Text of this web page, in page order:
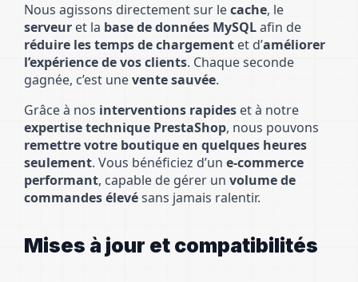
Nous agissons directement sur lecache, le
serveur et la base de données MySQLafin de
réduire les temps de chargement et d’améliorer
l’expérience de vos clients. Chaque seconde
gagnée, c’est unevente sauvée.
Grâce à nos interventions rapides et à notre
expertise technique PrestaShop, nous pouvons
remettre votre boutique en quelques heures
seulement. Vous bénéficiez d’un e-commerce
performant, capable de gérer un volume de
commandes élevésans jamais ralentir.
Mises à jour et compatibilités